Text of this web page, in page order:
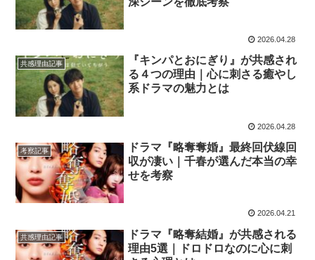
2026.04.28
共感理由記事
『キンパとおにぎり』が共感され
る４つの理由｜心に刺さる癒やし
系ドラマの魅力とは
2026.04.28
考察記事
ドラマ『略奪奪婚』最終回伏線回
収が凄い｜千春が選んだ本当の幸
せを考察
2026.04.21
共感理由記事
ドラマ『略奪結婚』が共感される
理由5選｜ドロドロなのに心に刺